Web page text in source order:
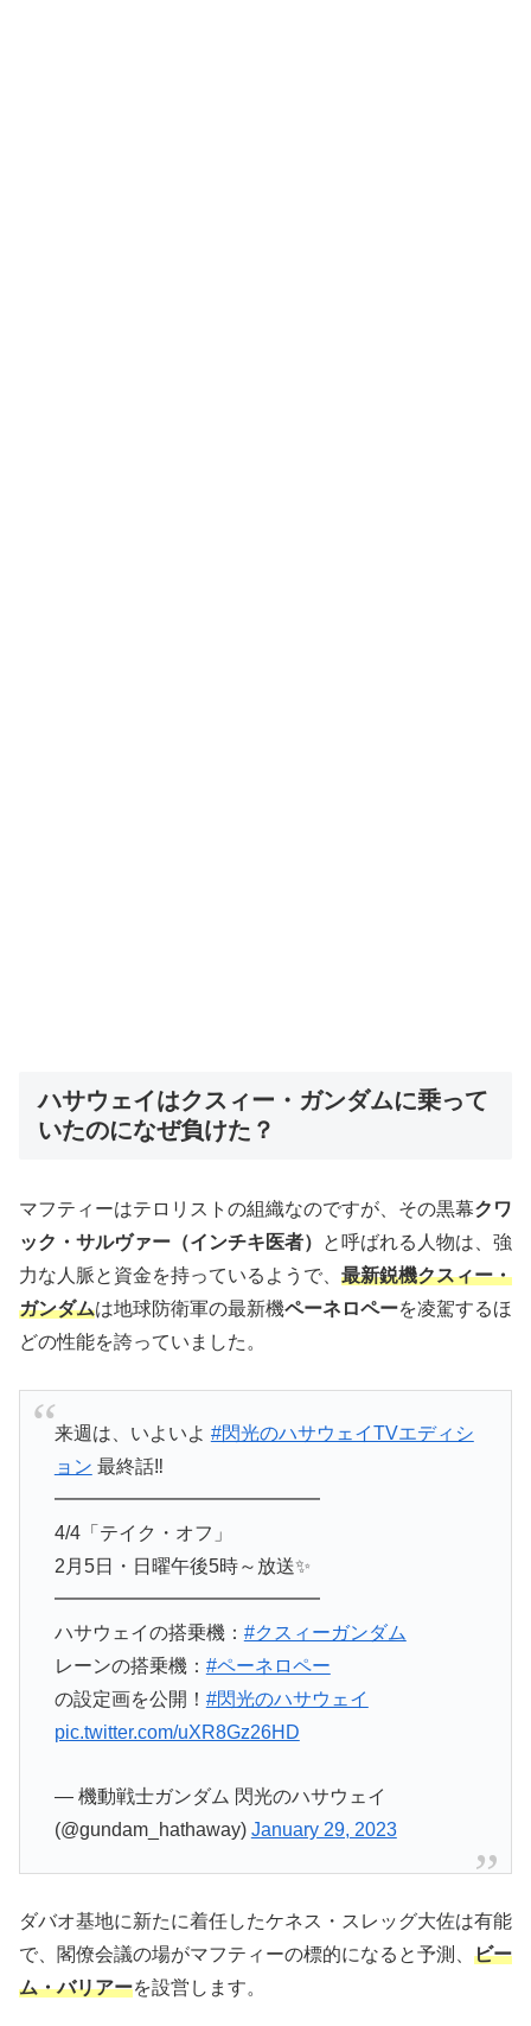
ハサウェイはクスィー・ガンダムに乗って
いたのになぜ負けた？
マフティーはテロリストの組織なのですが、その黒幕クワ
ック・サルヴァー（インチキ医者）
と呼ばれる人物は、強
力な人脈と資金を持っているようで、 最新鋭機クスィー・
ガンダムは地球防衛軍の最新機ペーネロペーを凌駕するほ
どの性能を誇っていました。
来週は、いよいよ #閃光のハサウェイTVエディシ
ョン 最終話‼️
━━━━━━━━━━━━━━
4/4「テイク・オフ」
2月5日・日曜午後5時～放送✨
━━━━━━━━━━━━━━
ハサウェイの搭乗機： #クスィーガンダム
レーンの搭乗機： #ペーネロペー
の設定画を公開！ #閃光のハサウェイ
pic.twitter.com/uXR8Gz26HD
— 機動戦士ガンダム 閃光のハサウェイ
(@gundam_hathaway) January 29, 2023
ダバオ基地に新たに着任したケネス・スレッグ大佐は有能
で、閣僚会議の場がマフティーの標的になると予測、 ビー
ム・バリアーを設営します。